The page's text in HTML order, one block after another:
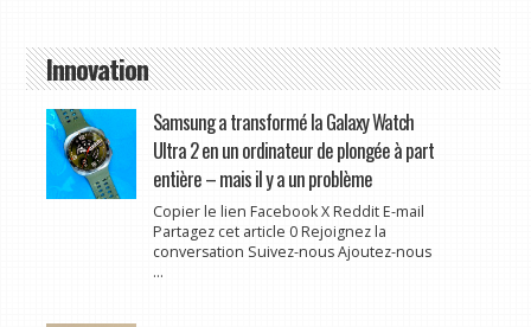
Innovation
Samsung a transformé la Galaxy Watch
Ultra 2 en un ordinateur de plongée à part
entière – mais il y a un problème
Copier le lien Facebook X Reddit E-mail
Partagez cet article 0 Rejoignez la
conversation Suivez-nous Ajoutez-nous
...